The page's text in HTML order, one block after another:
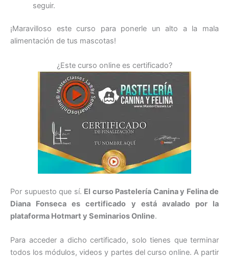
seguir.
¡Maravilloso este curso para ponerle un alto a la mala
alimentación de tus mascotas!
¿Este curso online es certificado?
Por supuesto que sí. El curso Pastelería Canina y Felina de
Diana Fonseca es certificado y está avalado por la
plataforma Hotmart y Seminarios Online.
Para acceder a dicho certificado, solo tienes que terminar
todos los módulos, videos y partes del curso online. A partir